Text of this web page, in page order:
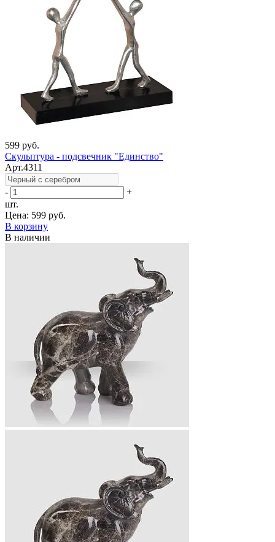
599 руб.
Скульптура - подсвечник "Единство"
Арт.4311
-
+
шт.
Цена: 599 руб.
В корзину
В наличии